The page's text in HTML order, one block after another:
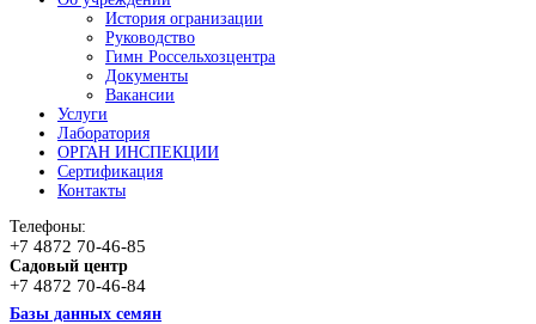
История огранизации
Руководство
Гимн Россельхозцентра
Документы
Вакансии
Услуги
Лаборатория
ОРГАН ИНСПЕКЦИИ
Сертификация
Контакты
Телефоны:
+7 4872 70-46-85
Садовый центр
+7 4872 70-46-84
Базы данных семян